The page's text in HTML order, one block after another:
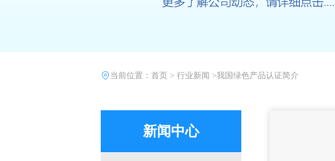
当前位置： 首页 > 行业新闻 >我国绿色产品认证简介
新闻中心